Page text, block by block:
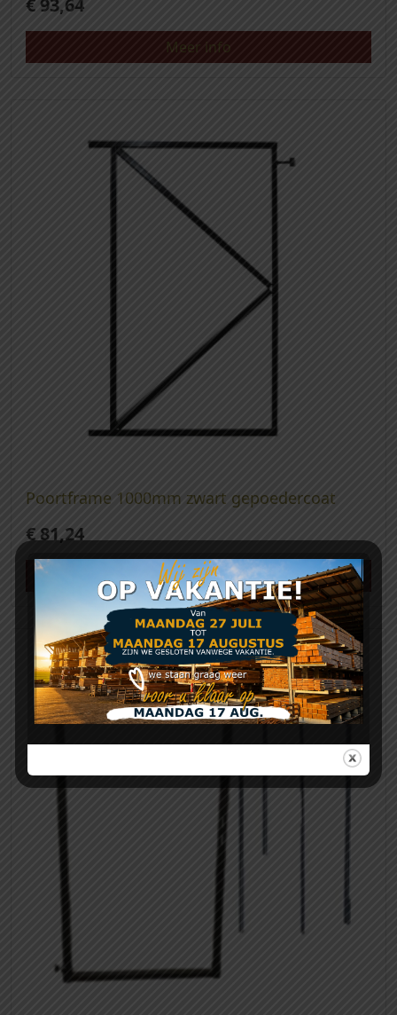
€93,64
Meer info
Poortframe 1000mm zwart gepoedercoat
€ 81,24
Meer info